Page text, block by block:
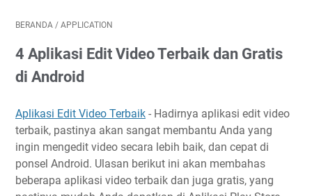
BERANDA / APPLICATION
4 Aplikasi Edit Video Terbaik dan Gratis
di Android
Aplikasi Edit Video Terbaik - Hadirnya aplikasi edit video
terbaik, pastinya akan sangat membantu Anda yang
ingin mengedit video secara lebih baik, dan cepat di
ponsel Android. Ulasan berikut ini akan membahas
beberapa aplikasi video terbaik dan juga gratis, yang